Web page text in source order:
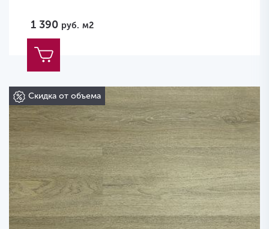
1 390 руб. м2
Скидка от объема